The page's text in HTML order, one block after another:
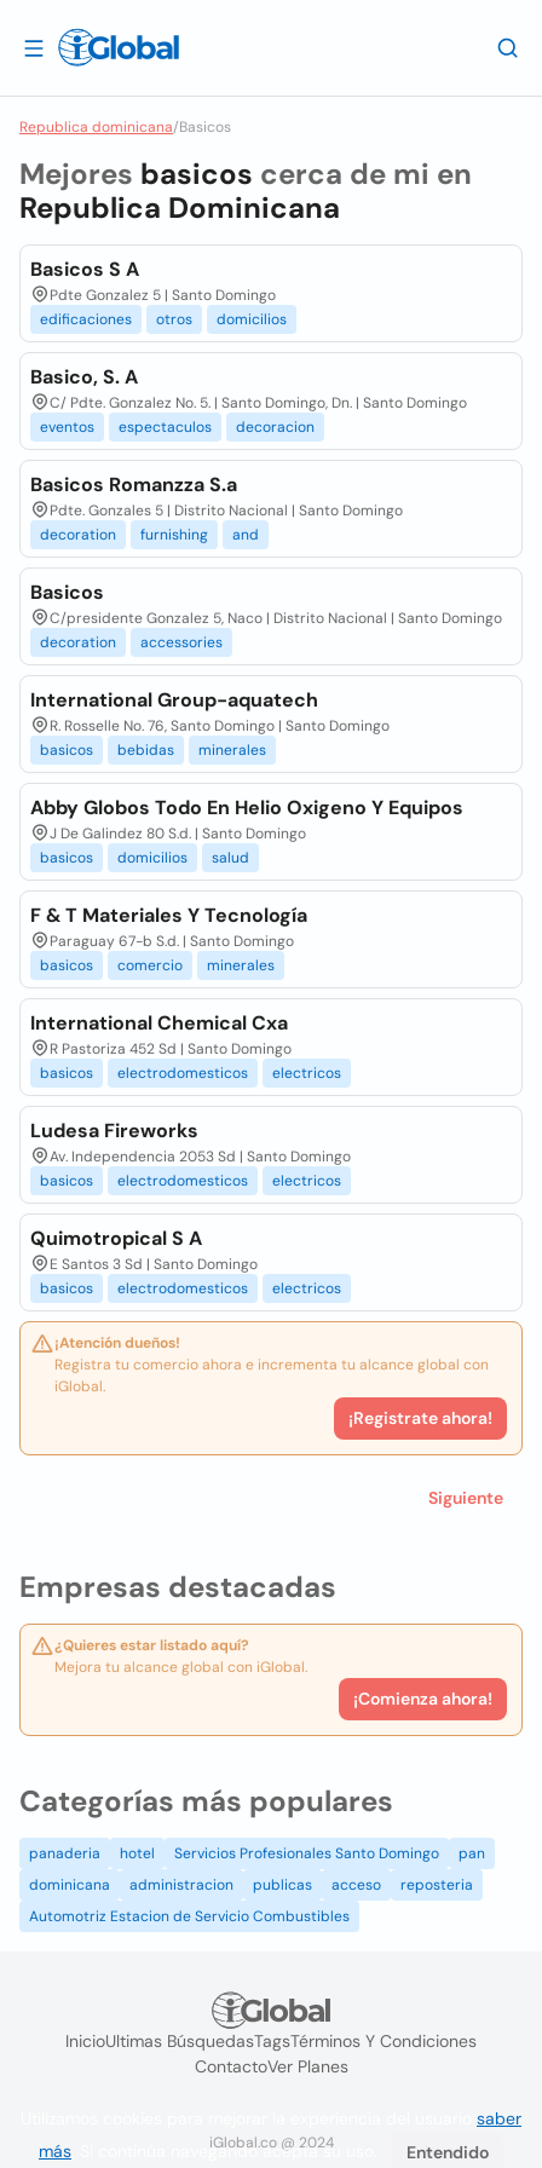
Republica dominicana/Basicos
Empresas destacadas
¿Quieres estar listado aquí?
Mejora tu alcance global con iGlobal.
¡Comienza ahora!
Mejores basicos cerca de mi en
Republica Dominicana
Basicos S A
Pdte Gonzalez 5 | Santo Domingo
edificaciones
otros domicilios
Basico, S. A
C/ Pdte. Gonzalez No. 5. | Santo Domingo, Dn. | Santo Domingo
eventos
espectaculos decoracion
Basicos Romanzza S.a
Pdte. Gonzales 5 | Distrito Nacional | Santo Domingo
decoration
furnishing and
Basicos
C/presidente Gonzalez 5, Naco | Distrito Nacional | Santo Domingo
decoration
accessories
International Group-aquatech
R. Rosselle No. 76, Santo Domingo | Santo Domingo
basicos
bebidas minerales
Abby Globos Todo En Helio Oxigeno Y Equipos
J De Galindez 80 S.d. | Santo Domingo
basicos
domicilios salud
F & T Materiales Y Tecnología
Paraguay 67-b S.d. | Santo Domingo
basicos
comercio minerales
International Chemical Cxa
R Pastoriza 452 Sd | Santo Domingo
basicos
electrodomesticos electricos
Ludesa Fireworks
Av. Independencia 2053 Sd | Santo Domingo
basicos
electrodomesticos electricos
Quimotropical S A
E Santos 3 Sd | Santo Domingo
basicos
electrodomesticos electricos
¡Atención dueños!
Registra tu comercio ahora e incrementa tu alcance global con
iGlobal.
¡Registrate ahora!
Siguiente
Categorías más populares
panaderia hotel Servicios Profesionales Santo Domingo
pan
dominicana
administracion publicas acceso
reposteria
Automotriz Estacion de Servicio Combustibles
InicioUltimas BúsquedasTagsTérminos Y Condiciones
ContactoVer Planes
iGlobal.co @ 2024
saber
más . Si continúa navegando acepta su uso. Entendido